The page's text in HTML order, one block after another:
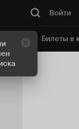
Войти
Билеты в